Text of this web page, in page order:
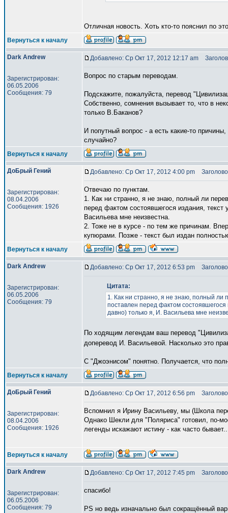
Отличная новость. Хоть кто-то пояснил по
Вернуться к началу
Dark Andrew
Зарегистрирован:
06.05.2006
Сообщения: 79
Добавлено: Ср Окт 17, 2012 12:17 am
Вопрос по старым переводам.
Подскажите, пожалуйста, перевод
Собственно, сомнения вызывает то, что в
только В.Баканов?
И попутный вопрос - а есть какие-то
случайно?
Вернуться к началу
ДоБрый Гений
Зарегистрирован:
08.04.2006
Сообщения: 1926
Добавлено: Ср Окт 17, 2012 4:00 pm
Отвечаю по пунктам.
1. Как ни странно, я не знаю, полный ли
перед фактом состоявшегося издания,
Васильева мне неизвестна.
2. Тоже не в курсе - по тем же причинам.
купюрами. Позже - текст был издан
Вернуться к началу
Dark Andrew
Зарегистрирован:
06.05.2006
Сообщения: 79
Добавлено: Ср Окт 17, 2012 6:53 pm
Цитата:
1. Как ни странно, я не знаю, полный ли
поставлен перед фактом
давно) только я, И. Васильева мне
По ходящим легендам ваш перевод
доперевод И. Васильевой. Насколько это
С "Джоэнисом" понятно. Получается, что
Вернуться к началу
ДоБрый Гений
Зарегистрирован:
08.04.2006
Сообщения: 1926
Добавлено: Ср Окт 17, 2012 6:56 pm
Вспомнил я Ирину Васильеву, мы (Школа
Однако Шекли для "Поляриса" готовил, по-
легенды искажают истину - как часто
Вернуться к началу
Dark Andrew
Зарегистрирован:
06.05.2006
Сообщения: 79
Добавлено: Ср Окт 17, 2012 7:45 pm
спасибо!
PS но ведь изначально был сокращённый